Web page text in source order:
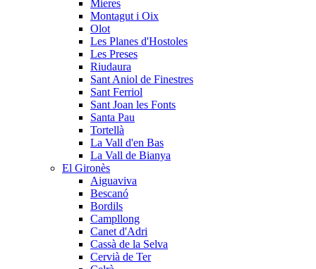
Mieres
Montagut i Oix
Olot
Les Planes d'Hostoles
Les Preses
Riudaura
Sant Aniol de Finestres
Sant Ferriol
Sant Joan les Fonts
Santa Pau
Tortellà
La Vall d'en Bas
La Vall de Bianya
El Gironès
Aiguaviva
Bescanó
Bordils
Campllong
Canet d'Adri
Cassà de la Selva
Cervià de Ter